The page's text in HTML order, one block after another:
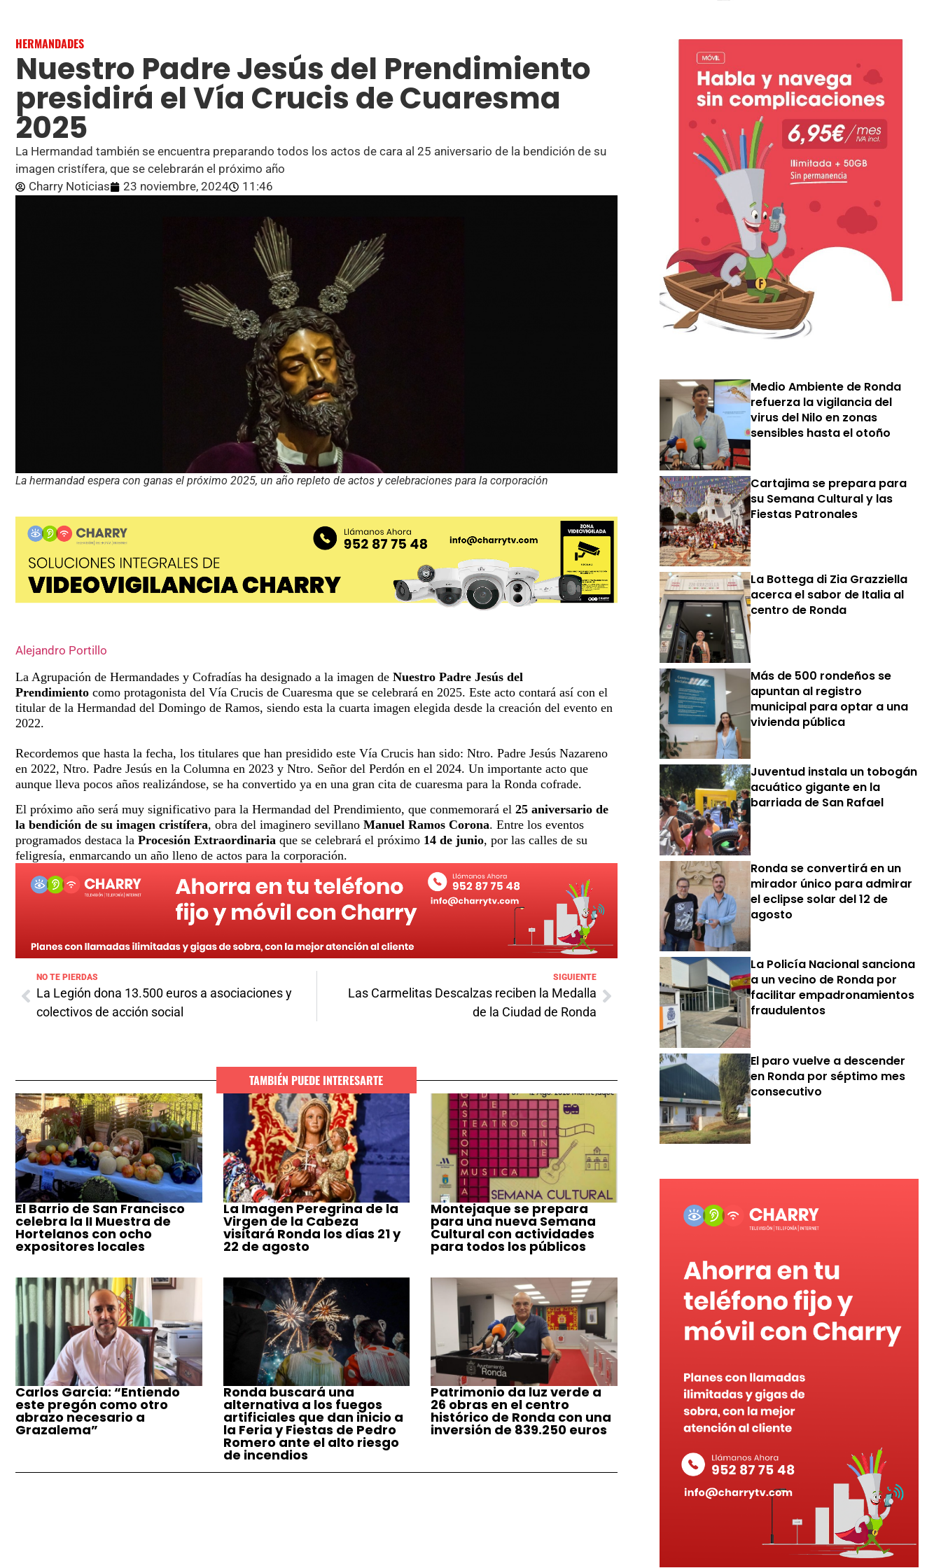
HERMANDADES
Nuestro Padre Jesús del Prendimiento
presidirá el Vía Crucis de Cuaresma
2025
La Hermandad también se encuentra preparando todos los actos de cara al 25 aniversario de la bendición de su
imagen cristífera, que se celebrarán el próximo año
Charry Noticias
23 noviembre, 2024 11:46
La hermandad espera con ganas el próximo 2025, un año repleto de actos y celebraciones para la corporación
Alejandro Portillo
La Agrupación de Hermandades y Cofradías ha designado a la imagen de Nuestro Padre Jesús del
Prendimiento como protagonista del Vía Crucis de Cuaresma que se celebrará en 2025. Este acto contará así con el
titular de la Hermandad del Domingo de Ramos, siendo esta la cuarta imagen elegida desde la creación del evento en
2022.
Recordemos que hasta la fecha, los titulares que han presidido este Vía Crucis han sido: Ntro. Padre Jesús Nazareno
en 2022, Ntro. Padre Jesús en la Columna en 2023 y Ntro. Señor del Perdón en el 2024. Un importante acto que
aunque lleva pocos años realizándose, se ha convertido ya en una gran cita de cuaresma para la Ronda cofrade.
El próximo año será muy significativo para la Hermandad del Prendimiento, que conmemorará el 25 aniversario de
la bendición de su imagen cristífera, obra del imaginero sevillano Manuel Ramos Corona. Entre los eventos
programados destaca la Procesión Extraordinaria que se celebrará el próximo 14 de junio, por las calles de su
feligresía, enmarcando un año lleno de actos para la corporación.
NO TE PIERDAS
La Legión dona 13.500 euros a asociaciones y
colectivos de acción social
SIGUIENTE
Las Carmelitas Descalzas reciben la Medalla
de la Ciudad de Ronda
TAMBIÉN PUEDE INTERESARTE
El Barrio de San Francisco
celebra la II Muestra de
Hortelanos con ocho
expositores locales
La Imagen Peregrina de la
Virgen de la Cabeza
visitará Ronda los días 21 y
22 de agosto
Montejaque se prepara
para una nueva Semana
Cultural con actividades
para todos los públicos
Carlos García: “Entiendo
este pregón como otro
abrazo necesario a
Grazalema”
Ronda buscará una
alternativa a los fuegos
artificiales que dan inicio a
la Feria y Fiestas de Pedro
Romero ante el alto riesgo
de incendios
Patrimonio da luz verde a
26 obras en el centro
histórico de Ronda con una
inversión de 839.250 euros
Medio Ambiente de Ronda
refuerza la vigilancia del
virus del Nilo en zonas
sensibles hasta el otoño
Cartajima se prepara para
su Semana Cultural y las
Fiestas Patronales
La Bottega di Zia Grazziella
acerca el sabor de Italia al
centro de Ronda
Más de 500 rondeños se
apuntan al registro
municipal para optar a una
vivienda pública
Juventud instala un tobogán
acuático gigante en la
barriada de San Rafael
Ronda se convertirá en un
mirador único para admirar
el eclipse solar del 12 de
agosto
La Policía Nacional sanciona
a un vecino de Ronda por
facilitar empadronamientos
fraudulentos
El paro vuelve a descender
en Ronda por séptimo mes
consecutivo